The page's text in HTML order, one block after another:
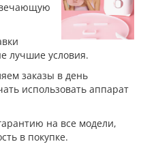
лучшие условия.
заказы в день
использовать аппарат
на все модели,
в покупке.